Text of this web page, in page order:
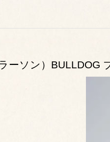
ーソン）BULLDOG